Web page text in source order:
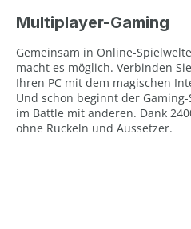
Multiplayer-Gaming
Gemeinsam in Online-
macht es möglich. Verbinden
Ihren PC mit dem magischen
Und schon beginnt der
im Battle mit anderen. Dank
ohne Ruckeln und Aussetzer.